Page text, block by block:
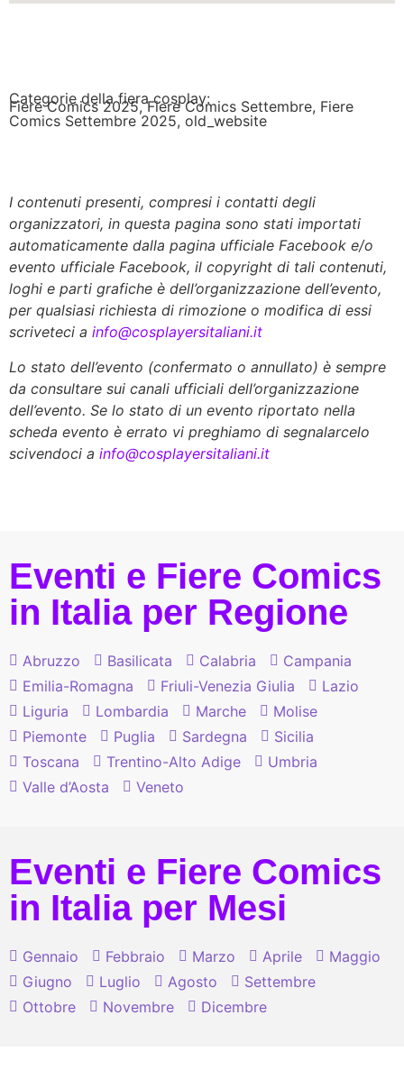
Categorie della fiera cosplay:
Fiere Comics 2025,Fiere Comics Settembre, Fiere
Comics Settembre 2025, old_website
I contenuti presenti, compresi i contatti degli
organizzatori, in questa pagina sono stati importati
automaticamente dalla pagina ufficiale Facebook e/o
evento ufficiale Facebook, il copyright di tali contenuti,
loghi e parti grafiche è dell’organizzazione dell’evento,
per qualsiasi richiesta di rimozione o modifica di essi
scriveteci a info@cosplayersitaliani.it
Lo stato dell’evento (confermato o annullato) è sempre
da consultare sui canali ufficiali dell’organizzazione
dell’evento. Se lo stato di un evento riportato nella
scheda evento è errato vi preghiamo di segnalarcelo
scivendoci a info@cosplayersitaliani.it
Eventi e Fiere Comics
in Italia per Regione
Abruzzo Basilicata Calabria
Campania
Emilia-Romagna
Friuli-Venezia Giulia
Lazio
Liguria
Lombardia Marche
Molise
Piemonte
Puglia Sardegna
Sicilia
Toscana
Trentino-Alto Adige
Umbria
Valle d’Aosta
Veneto
Eventi e Fiere Comics
in Italia per Mesi
Gennaio Febbraio Marzo Aprile
Maggio
Giugno
Luglio Agosto
Settembre
Ottobre
Novembre Dicembre